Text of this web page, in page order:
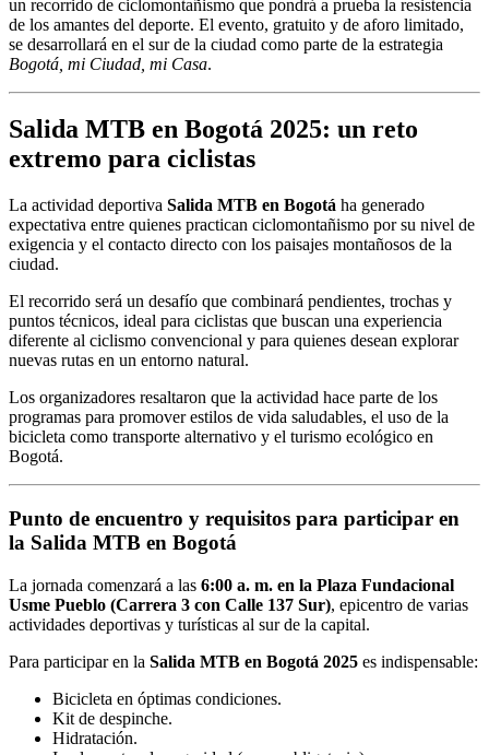
un recorrido de ciclomontañismo que pondrá a prueba la resistencia
de los amantes del deporte. El evento, gratuito y de aforo limitado,
se desarrollará en el sur de la ciudad como parte de la estrategia
Bogotá, mi Ciudad, mi Casa.
Salida MTB en Bogotá 2025: un reto
extremo para ciclistas
La actividad deportiva Salida MTB en Bogotá ha generado
expectativa entre quienes practican ciclomontañismo por su nivel de
exigencia y el contacto directo con los paisajes montañosos de la
ciudad.
El recorrido será un desafío que combinará pendientes, trochas y
puntos técnicos, ideal para ciclistas que buscan una experiencia
diferente al ciclismo convencional y para quienes desean explorar
nuevas rutas en un entorno natural.
Los organizadores resaltaron que la actividad hace parte de los
programas para promover estilos de vida saludables, el uso de la
bicicleta como transporte alternativo y el turismo ecológico en
Bogotá.
Punto de encuentro y requisitos para participar en
la Salida MTB en Bogotá
La jornada comenzará a las 6:00 a. m. en la Plaza Fundacional
Usme Pueblo (Carrera 3 con Calle 137 Sur), epicentro de varias
actividades deportivas y turísticas al sur de la capital.
Para participar en la Salida MTB en Bogotá 2025 es indispensable:
Bicicleta en óptimas condiciones.
Kit de despinche.
Hidratación.